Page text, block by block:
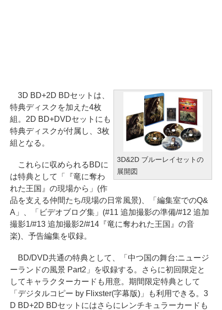
3D&2D ブルーレイセットの
展開図
3D BD+2D BDセットは、
特典ディスクを加えた4枚
組。2D BD+DVDセットにも
特典ディスクが付属し、3枚
組となる。
これらに収められるBDに
は特典として「『竜に奪わ
れた王国』の現場から」(作
品を支える仲間たち/現場の日常風景)、「編集室でのQ&
A」、「ビデオブログ集」(#11 追加撮影の準備/#12 追加
撮影1/#13 追加撮影2/#14『竜に奪われた王国』の音
楽)、予告編集を収録。
BD/DVD共通の特典として、「中つ国の舞台:ニュージ
ーランドの風景 Part2」を収録する。さらに初回限定と
してキャラクターカードも用意。期間限定特典として
「デジタルコピー by Flixster(字幕版)」も利用できる。3
D BD+2D BDセットにはさらにレンチキュラーカードも